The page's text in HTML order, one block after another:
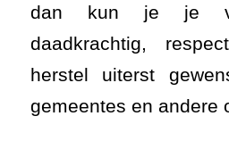
dan kun je je
daadkrachtig,
herstel uiterst
gemeentes en andere